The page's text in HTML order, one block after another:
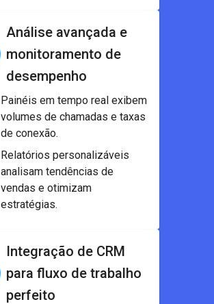
Análise avançada e
monitoramento de
desempenho
Painéis em tempo real exibem
volumes de chamadas e taxas
de conexão.
Relatórios personalizáveis
analisam tendências de
vendas e otimizam
estratégias.
Integração de CRM
para fluxo de trabalho
perfeito